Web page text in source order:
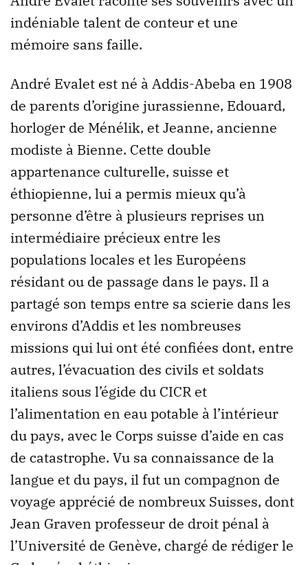
indéniable talent de conteur et une
mémoire sans faille.
André Evalet est né à Addis-Abeba en 1908
de parents d’origine jurassienne, Edouard,
horloger de Ménélik, et Jeanne, ancienne
modiste à Bienne. Cette double
appartenance culturelle, suisse et
éthiopienne, lui a permis mieux qu’à
personne d’être à plusieurs reprises un
intermédiaire précieux entre les
populations locales et les Européens
résidant ou de passage dans le pays. Il a
partagé son temps entre sa scierie dans les
environs d’Addis et les nombreuses
missions qui lui ont été confiées dont, entre
autres, l’évacuation des civils et soldats
italiens sous l’égide du CICR et
l’alimentation en eau potable à l’intérieur
du pays, avec le Corps suisse d’aide en cas
de catastrophe. Vu sa connaissance de la
langue et du pays, il fut un compagnon de
voyage apprécié de nombreux Suisses, dont
Jean Graven professeur de droit pénal à
l’Université de Genève, chargé de rédiger le